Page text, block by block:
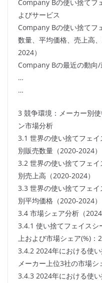
Company Bの使い捨てフ
よびサービス
Company Bの使い捨てフ
数量、平均価格、売上高
2024）
Company Bの最近の動向/
…
…
3 競争環境：メーカー別
ン市場分析
3.1 世界の使い捨てフェ
別販売数量（2020-2024）
3.2 世界の使い捨てフェ
別売上高（2020-2024）
3.3 世界の使い捨てフェ
別平均価格（2020-2024）
3.4 市場シェア分析（2024
3.4.1 使い捨てフェイスシ
上および市場シェア(%)：
3.4.2 2024年における使
メーカー上位3社の市場シ
3.4.3 2024年における使